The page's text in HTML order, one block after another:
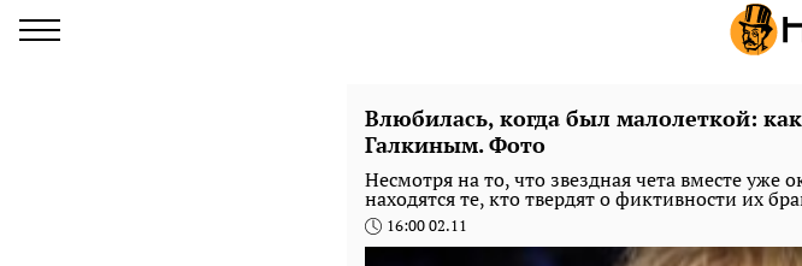
Влюбилась, когда был малолеткой:
Галкиным. Фото
Несмотря на то, что звездная чета вместе уже
находятся те, кто твердят о фиктивности их
16:00 02.11